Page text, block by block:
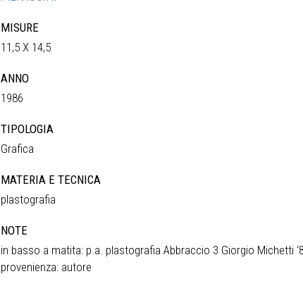
MISURE
11,5 X 14,5
ANNO
1986
TIPOLOGIA
Grafica
MATERIA E TECNICA
plastografia
NOTE
in basso a matita: p.a. plastografia Abbraccio 3 Giorgio Michetti
provenienza: autore